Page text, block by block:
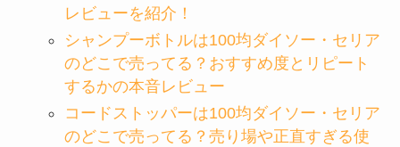
レビューを紹介！
シャンプーボトルは100均ダイソー・セリア
のどこで売ってる？おすすめ度とリピート
するかの本音レビュー
コードストッパーは100均ダイソー・セリア
のどこで売ってる？売り場や正直すぎる使